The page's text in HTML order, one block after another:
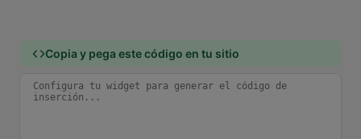
Copia y pega este código en tu sitio